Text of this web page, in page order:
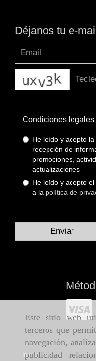
Este sitio web
terceros que
navegación,
publicidad
Déjanos tu e-
captcha
Condiciones legales
He leído y acepto la
recepción de
promociones,
actualizaciones
He leído y acepto
a la política de
Enviar
Inicio